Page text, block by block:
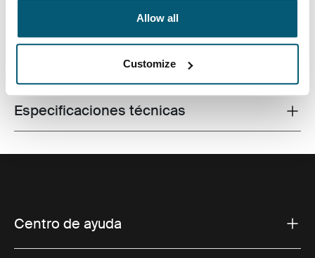
Allow all
Customize
Toggle features
Todas las características
Toggle techspec
Especificaciones técnicas
Centro de ayuda